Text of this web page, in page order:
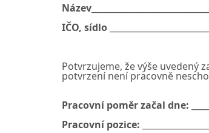
Název
IČO, sídlo
Potvrzujeme, že výše uvedený
potvrzení není pracovně
Pracovní poměr začal dne:
Pracovní pozice: